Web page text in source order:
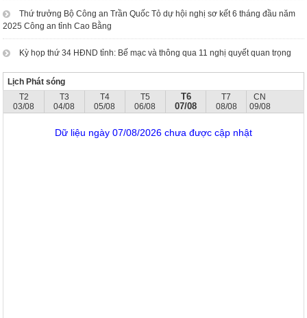
Thứ trưởng Bộ Công an Trần Quốc Tỏ dự hội nghị sơ kết 6 tháng đầu năm
2025 Công an tỉnh Cao Bằng
Kỳ họp thứ 34 HĐND tỉnh: Bế mạc và thông qua 11 nghị quyết quan trọng
Lịch Phát sóng
T2
03/08
T3
04/08
T4
05/08
T5
06/08
T6
07/08
T7
08/08
CN
09/08
Dữ liệu ngày 07/08/2026 chưa được cập nhật